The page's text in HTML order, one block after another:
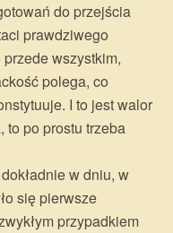
do przejścia
prawdziwego
wszystkim,
polega, co
I to jest walor
to po prostu trzeba
w dniu, w
się pierwsze
przypadkiem